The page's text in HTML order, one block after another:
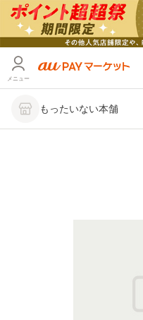
メニュー
もったいない本舗